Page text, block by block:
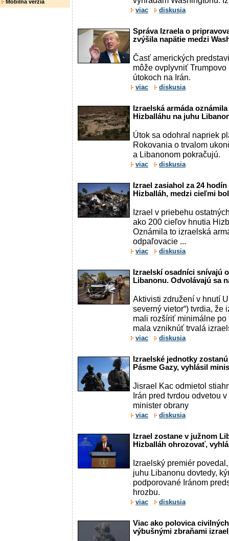
Mobilná verzia
viac diskusia
Správa Izraela o
zvýšila napätie medzi
Časť amerických
môže ovplyvniť
útokoch na Irán.
viac diskusia
Izraelská armáda
Hizballáhu na juhu
Útok sa odohral napriek
Rokovania o trvalom
a Libanonom pokračujú.
viac diskusia
Izrael zasiahol za 24
Hizballáh, medzi cieľmi
Izrael v priebehu
ako 200 cieľov hnutia
Oznámila to izraelská
odpaľovacie ...
viac diskusia
Izraelskí osadníci snívajú
Libanonu. Odvolávajú sa
Aktivisti združení v hnutí
severný vietor“) tvrdia, že
mali rozšíriť minimálne
mala vzniknúť trvalá
viac diskusia
Izraelské jednotky
Pásme Gazy, vyhlásil
Jisrael Kac odmietol
Irán pred tvrdou odvetou
minister obrany
viac diskusia
Izrael zostane v južnom
Hizballáh ohrozovať,
Izraelský premiér
juhu Libanonu dovtedy,
podporované Iránom
hrozbu.
viac diskusia
Viac ako polovica
výbušnými zbraňami